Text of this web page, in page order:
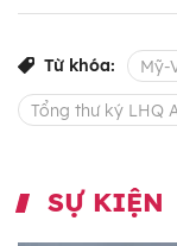
Từ khóa: Mỹ-
Tổng thư ký LHQ
SỰ KIỆN